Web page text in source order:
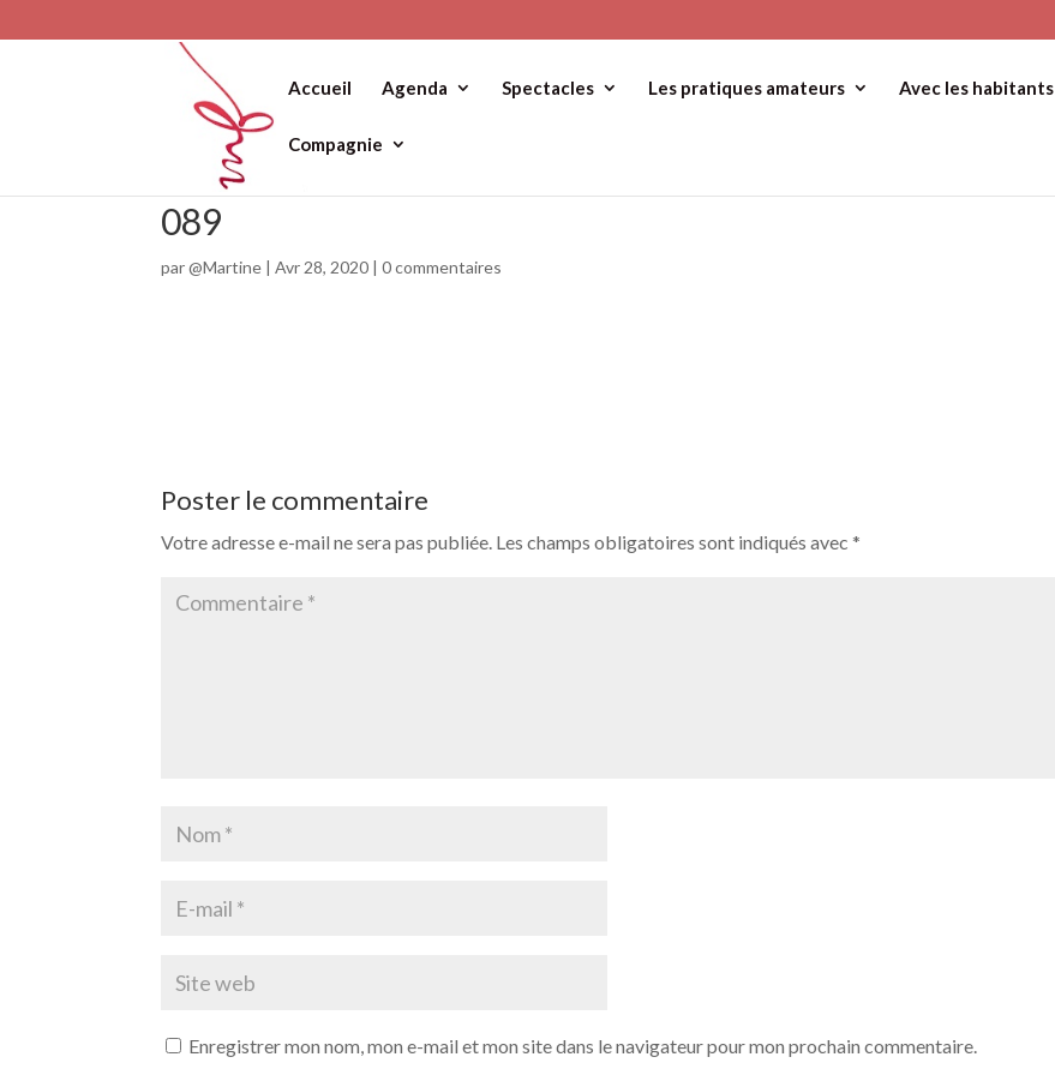
Accueil Agenda Spectacles Les pratiques amateurs Avec les habitants
Compagnie
089
par@Martine |Avr 28, 2020 |0 commentaires
Poster le commentaire
Votre adresse e-mail ne sera pas publiée. Les champs obligatoires sont indiqués avec*
Enregistrer mon nom, mon e-mail et mon site dans le navigateur pour mon prochain commentaire.